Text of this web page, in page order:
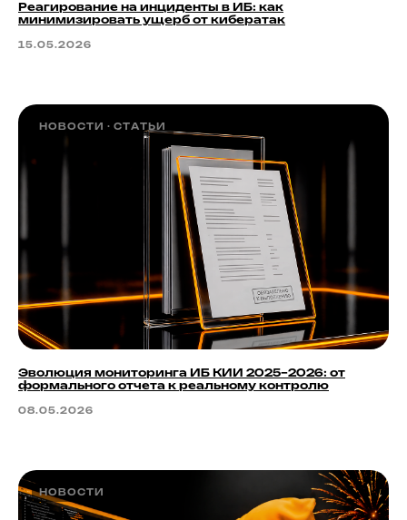
Реагирование на инциденты в ИБ: как
минимизировать ущерб от кибератак
15.05.2026
НОВОСТИ СТАТЬИ
Эволюция мониторинга ИБ КИИ 2025–2026: от
формального отчета к реальному контролю
08.05.2026
НОВОСТИ